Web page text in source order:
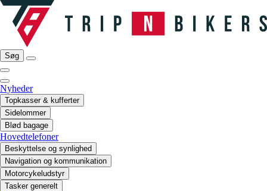
Søg
Nyheder
Topkasser & kufferter
Sidelommer
Blød bagage
Hovedtelefoner
Beskyttelse og synlighed
Navigation og kommunikation
Motorcykeludstyr
Tasker generelt